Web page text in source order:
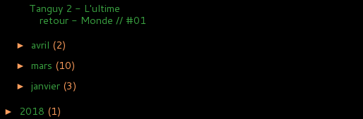
Tanguy 2 - L'ultime
retour - Monde // #01
► avril (2)
►mars (10)
►janvier (3)
► 2018 (1)